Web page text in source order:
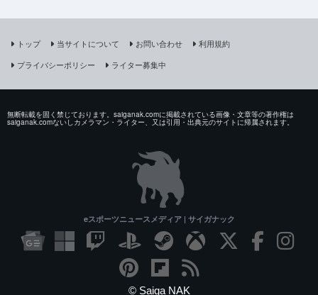
トップ 当サイトについて お問い合わせ
利用規約
プライバシーポリシー
ライター募集中
無断転載を固く禁じております。saiganak.comに掲載されている画像・文章等の著作権は
saiganak.comないしカメラマン・ライター、又は引用・出典元のサイトに帰属されます。
eスポーツニュースメディア | サイガナック
© Saiga NAK